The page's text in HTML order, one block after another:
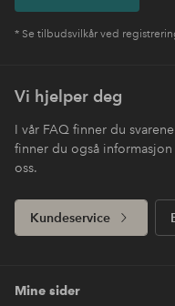
* Se tilbudsvilkår ved
Vi hjelper deg
I vår FAQ finner du
finner du også
oss.
Kundeservice
Mine sider